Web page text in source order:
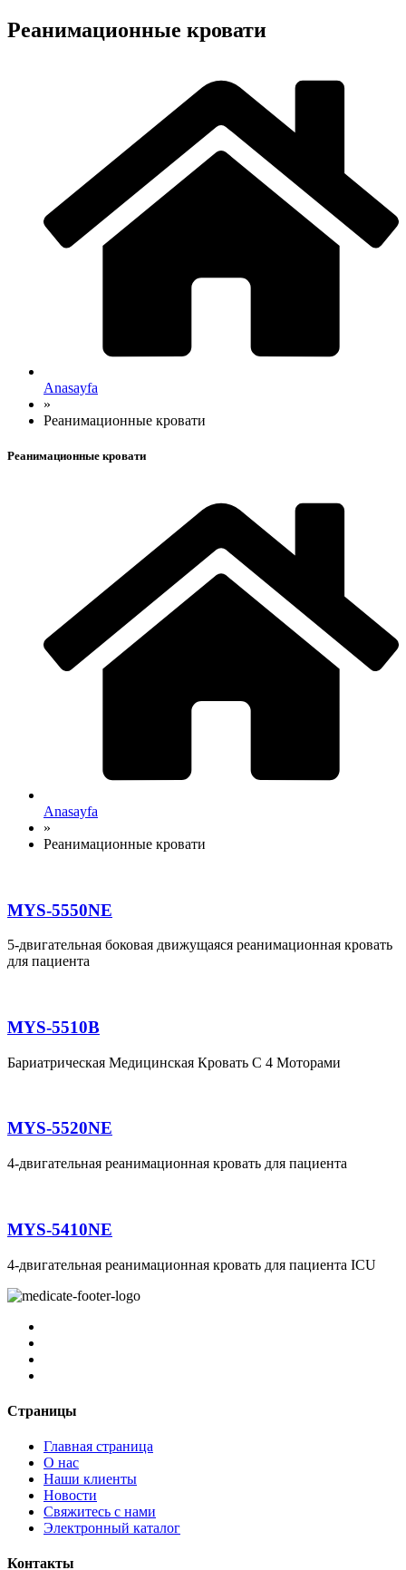
Реанимационные кровати
Anasayfa
»
Реанимационные кровати
Реанимационные кровати
Anasayfa
»
Реанимационные кровати
MYS-5550NE
5-двигательная боковая движущаяся реанимационная кровать
для пациента
MYS-5510B
Бариатрическая Медицинская Кровать С 4 Моторами
MYS-5520NE
4-двигательная реанимационная кровать для пациента
MYS-5410NE
4-двигательная реанимационная кровать для пациента ICU
Страницы
Главная страница
О нас
Наши клиенты
Новости
Свяжитесь с нами
Электронный каталог
Контакты